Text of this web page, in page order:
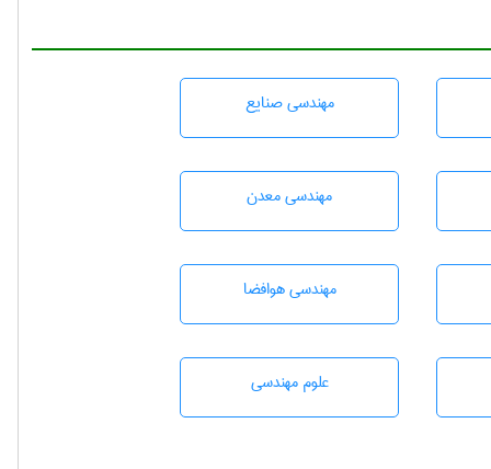
مهندسی صنايع
مهندسی معدن
مهندسی هوافضا
علوم مهندسی